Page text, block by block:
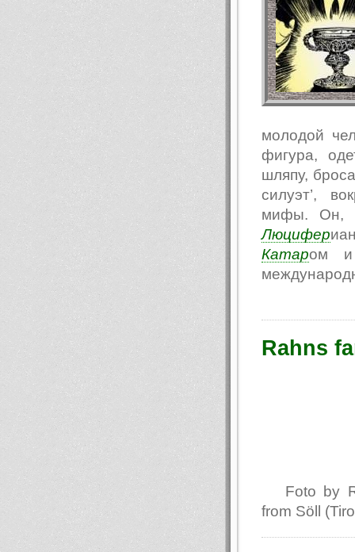
молодой
фигура,
шляпу,
силуэт’,
мифы. Он,
Люцифер
Катаром и
Rahns
Foto by
from Söll